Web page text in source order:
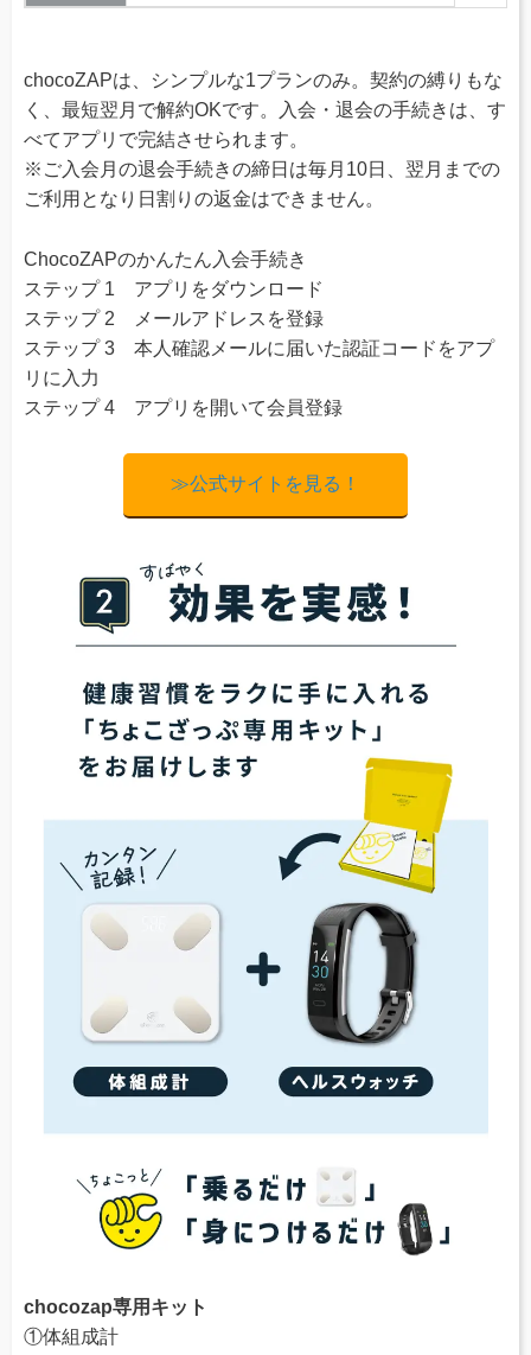
chocoZAPは、シンプルな1プランのみ。契約の縛りもな
く、最短翌月で解約OKです。入会・退会の手続きは、す
べてアプリで完結させられます。
※ご入会月の退会手続きの締日は毎月10日、翌月までの
ご利用となり日割りの返金はできません。
ChocoZAPのかんたん入会手続き
ステップ 1 アプリをダウンロード
ステップ 2 メールアドレスを登録
ステップ 3 本人確認メールに届いた認証コードをアプ
リに入力
ステップ 4 アプリを開いて会員登録
≫公式サイトを見る！
chocozap専用キット
①体組成計